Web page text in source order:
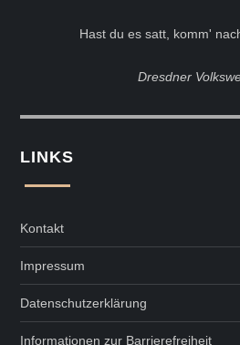
Hast du es satt, komm'
Dresdner
LINKS
Kontakt
Impressum
Datenschutzerklärung
Informationen zur Barrierefreiheit